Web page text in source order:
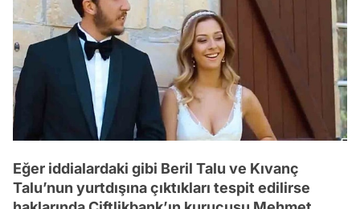
Eğer iddialardaki gibi Beril Talu ve Kıvanç
Talu’nun yurtdışına çıktıkları tespit edilirse